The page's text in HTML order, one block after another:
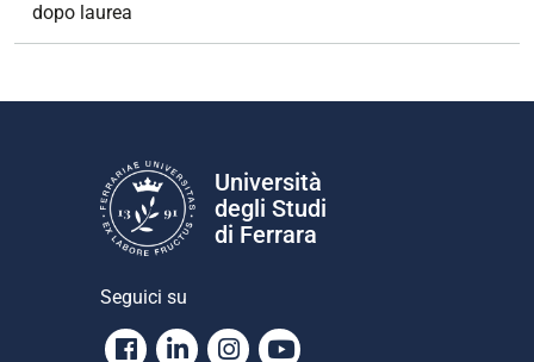
dopo laurea
Università
degli Studi
di Ferrara
Seguici su
Facebook
LinkedinInstagram
Youtube